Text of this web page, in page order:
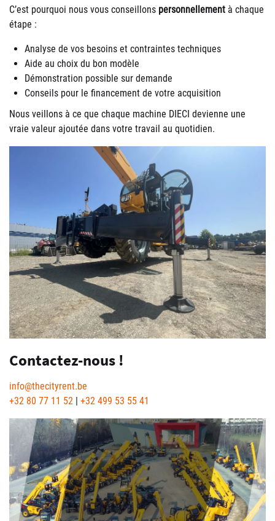
C’est pourquoi nous vous conseillons personnellement à chaque
étape :
Analyse de vos besoins et contraintes techniques
Aide au choix du bon modèle
Démonstration possible sur demande
Conseils pour le financement de votre acquisition
Nous veillons à ce que chaque machine DIECI devienne une
vraie valeur ajoutée dans votre travail au quotidien.
Contactez-nous !
info@thecityrent.be
+32 80 77 11 52
+32 499 53 55 41